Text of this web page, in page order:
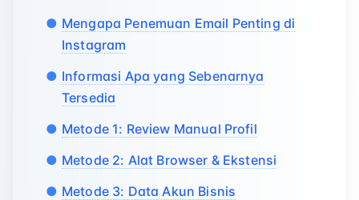
Mengapa Penemuan Email Penting di
Instagram
Informasi Apa yang Sebenarnya
Tersedia
Metode 1: Review Manual Profil
Metode 2: Alat Browser & Ekstensi
Metode 3: Data Akun Bisnis